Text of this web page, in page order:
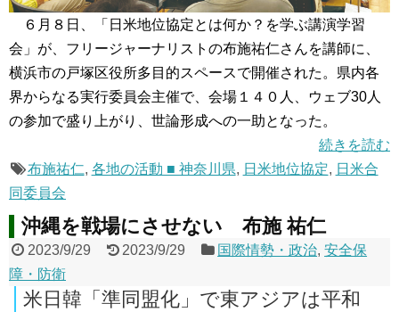
６月８日、「日米地位協定とは何か？を学ぶ講演学習
会」が、フリージャーナリストの布施祐仁さんを講師に、
横浜市の戸塚区役所多目的スペースで開催された。県内各
界からなる実行委員会主催で、会場１４０人、ウェブ30人
の参加で盛り上がり、世論形成への一助となった。
続きを読む
布施祐仁, 各地の活動 ■ 神奈川県, 日米地位協定, 日米合
同委員会
沖縄を戦場にさせない 布施 祐仁
2023/9/29 2023/9/29 国際情勢・政治,安全保
障・防衛
米日韓「準同盟化」で東アジアは平和